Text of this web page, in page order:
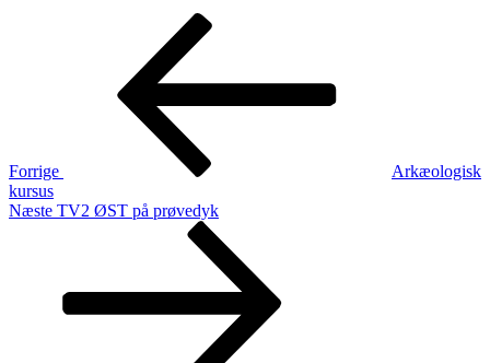
Indlægsnavigation
Forrige
Arkæologisk
kursus
Næste
Næste TV2 ØST på prøvedyk